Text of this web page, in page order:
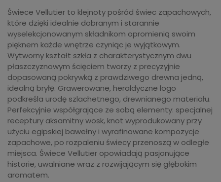
Świece Vellutier to klejnoty pośród świec zapachowych,
które dzięki idealnie dobranym i starannie
wyselekcjonowanym składnikom opromienią swoim
pięknem każde wnętrze czyniąc je wyjątkowym.
Wytworny kształt szkła z charakterystycznym dwu
płaszczyznowym ścięciem tworzy z precyzyjnie
dopasowaną pokrywką z prawdziwego drewna jedną,
idealną bryłę. Grawerowane, heraldyczne logo
podkreśla urodę szlachetnego, drewnianego materiału.
Perfekcyjnie współgrające ze sobą elementy: specjalnej
receptury aksamitny wosk, knot wyprodukowany przy
użyciu egipskiej bawełny i wyrafinowane kompozycje
zapachowe, po rozpaleniu świecy przenoszą w odległe
miejsca. Świece Vellutier opowiadają pasjonujące
historie, uwalniane wraz z rozwijającym się głębokim
aromatem.